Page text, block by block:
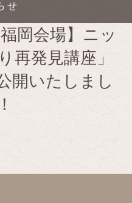
せ
岡会場】ニッ
再発見講座」
開いたしまし